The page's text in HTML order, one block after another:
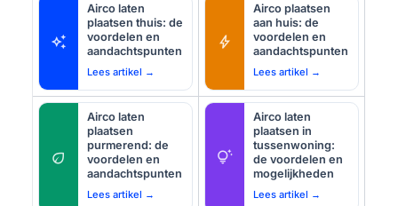
auto_awesome
Airco laten
plaatsen thuis: de
voordelen en
aandachtspunten
Lees artikel →
bolt
Airco plaatsen
aan huis: de
voordelen en
aandachtspunten
Lees artikel →
eco
Airco laten
plaatsen
purmerend: de
voordelen en
aandachtspunten
Lees artikel →
tips_and_updates
Airco laten
plaatsen in
tussenwoning:
de voordelen en
mogelijkheden
Lees artikel →